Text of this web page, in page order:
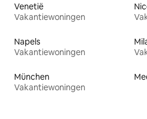
Venetië
Vakantiewoningen
Napels
Vakantiewoningen
München
Vakantiewoningen